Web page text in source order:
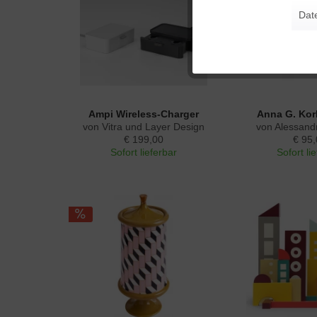
Ampi Wireless-Charger
von Vitra und Layer Design
€ 199,00
Sofort lieferbar
Anna G.
von
€
Sofort